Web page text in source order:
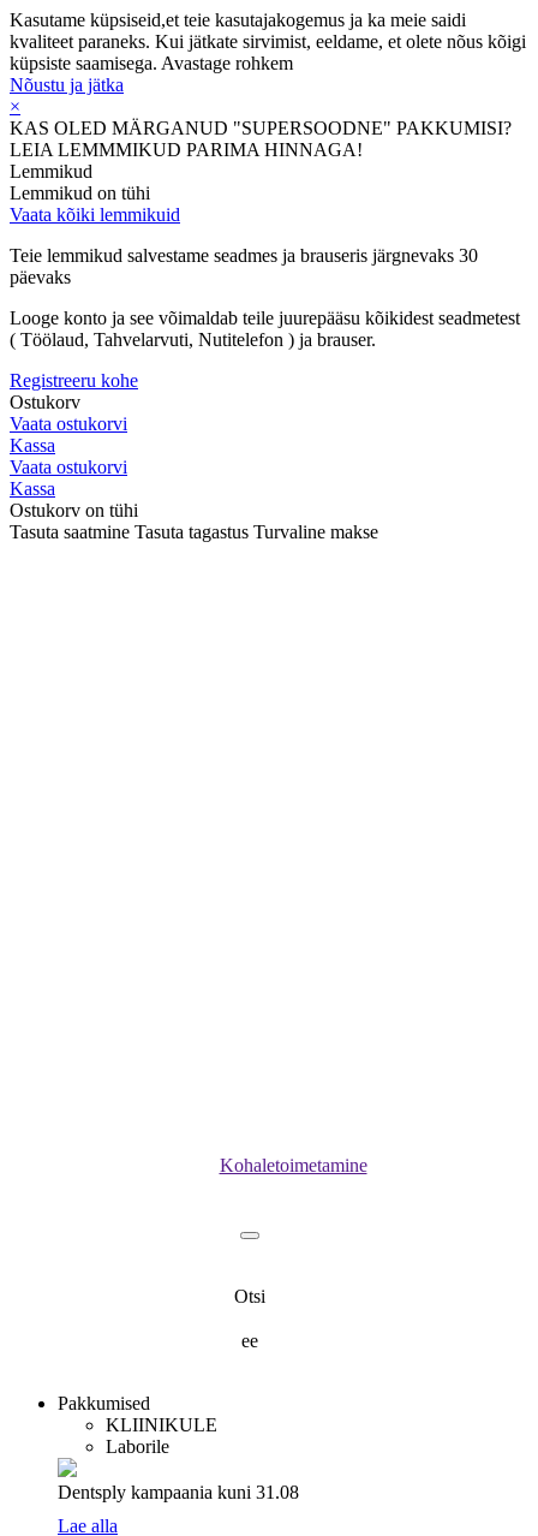
Kasutame küpsiseid,et teie kasutajakogemus ja ka meie saidi
kvaliteet paraneks. Kui jätkate sirvimist, eeldame, et olete nõus kõigi
küpsiste saamisega. Avastage rohkem
Nõustu ja jätka
×
KAS OLED MÄRGANUD "SUPERSOODNE" PAKKUMISI?
LEIA LEMMMIKUD PARIMA HINNAGA!
Lemmikud
Lemmikud on tühi
Vaata kõiki lemmikuid
Teie lemmikud salvestame seadmes ja brauseris järgnevaks 30
päevaks
Looge konto ja see võimaldab teile juurepääsu kõikidest seadmetest
( Töölaud, Tahvelarvuti, Nutitelefon ) ja brauser.
Registreeru kohe
Ostukorv
Vaata ostukorvi
Kassa
Vaata ostukorvi
Kassa
Ostukorv on tühi
Tasuta saatmine Tasuta tagastus Turvaline makse
Kohaletoimetamine
Otsi
ee
Pakkumised
KLIINIKULE
Laborile
Dentsply kampaania kuni 31.08
Lae alla